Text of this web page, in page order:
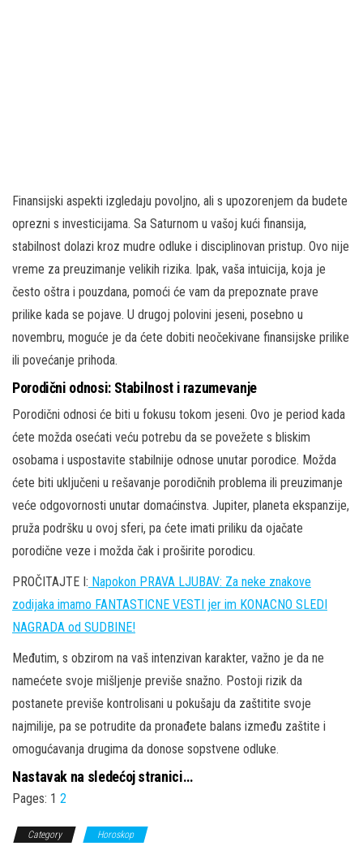
Finansijski aspekti izgledaju povoljno, ali s upozorenjem da budete
oprezni s investicijama. Sa Saturnom u vašoj kući finansija,
stabilnost dolazi kroz mudre odluke i disciplinovan pristup. Ovo nije
vreme za preuzimanje velikih rizika. Ipak, vaša intuicija, koja je
često oštra i pouzdana, pomoći će vam da prepoznate prave
prilike kada se pojave. U drugoj polovini jeseni, posebno u
novembru, moguće je da ćete dobiti neočekivane finansijske prilike
ili povećanje prihoda.
Porodični odnosi: Stabilnost i razumevanje
Porodični odnosi će biti u fokusu tokom jeseni. Ovo je period kada
ćete možda osećati veću potrebu da se povežete s bliskim
osobama i uspostavite stabilnije odnose unutar porodice. Možda
ćete biti uključeni u rešavanje porodičnih problema ili preuzimanje
veće odgovornosti unutar domaćinstva. Jupiter, planeta ekspanzije,
pruža podršku u ovoj sferi, pa ćete imati priliku da ojačate
porodične veze i možda čak i proširite porodicu.
PROČITAJTE I: Napokon PRAVA LJUBAV: Za neke znakove
zodijaka imamo FANTASTICNE VESTI jer im KONACNO SLEDI
NAGRADA od SUDBINE!
Međutim, s obzirom na vaš intenzivan karakter, važno je da ne
namećete svoje mišljenje previše snažno. Postoji rizik da
postanete previše kontrolisani u pokušaju da zaštitite svoje
najmilije, pa se potrudite da pronađete balans između zaštite i
omogućavanja drugima da donose sopstvene odluke.
Nastavak na sledećoj stranici…
Pages: 1 2
Category Horoskop